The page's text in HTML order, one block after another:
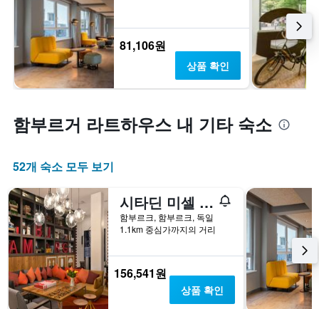
81,106원
상품 확인
함부르거 라트하우스 내 기타 숙소
52개 숙소 모두 보기
시타딘 미셀 함부르크
함부르크, 함부르크, 독일
1.1km 중심가까지의 거리
156,541원
상품 확인